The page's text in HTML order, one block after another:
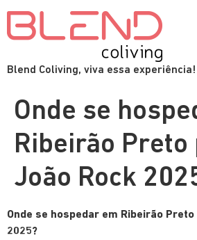
Blend Coliving, viva essa experiência!
Onde se
Ribeirão Preto
João Rock
Onde se hospedar em Ribeirão Preto
2025?